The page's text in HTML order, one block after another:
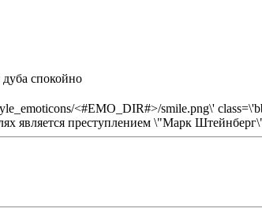
спокойно
<#EMO_DIR#>/smile.png\'
является преступлением \"Марк